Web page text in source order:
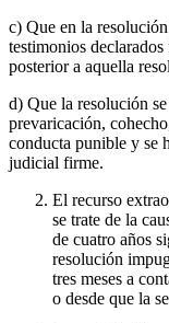
c) Que en la
testimonios
posterior a aquella
d) Que la resolución
prevaricación,
conducta punible y se
judicial firme.
El recurso
se trate de la
de cuatro años
resolución
tres meses a
o desde que la